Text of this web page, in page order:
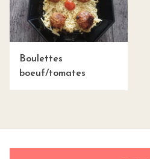
Boulettes
boeuf/tomates